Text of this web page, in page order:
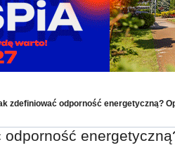
zdefiniować odporność energetyczną?